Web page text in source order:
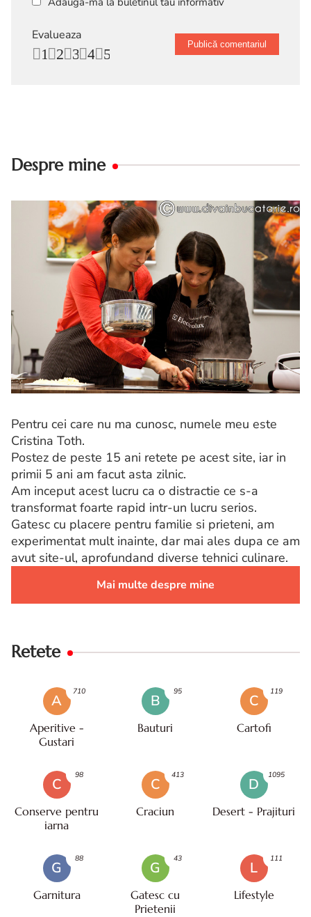
Evalueaza
5
4
3
2
1
Despre mine
Pentru cei care nu ma cunosc, numele meu este
Cristina Toth.
Postez de peste 15 ani retete pe acest site, iar in
primii 5 ani am facut asta zilnic.
Am inceput acest lucru ca o distractie ce s-a
transformat foarte rapid intr-un lucru serios.
Gatesc cu placere pentru familie si prieteni, am
experimentat mult inainte, dar mai ales dupa ce am
avut site-ul, aprofundand diverse tehnici culinare.
Mai multe despre mine
Retete
A
Aperitive -
Gustari
710
B
Bauturi
95
C
Cartofi
119
C
Conserve pentru
iarna
98
C
Craciun
413
D
Desert - Prajituri
1095
G
Garnitura
88
G
Gatesc cu
Prietenii
43
L
Lifestyle
111